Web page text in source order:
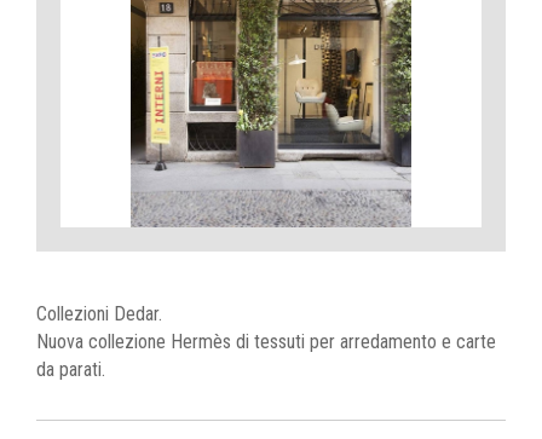
Collezioni Dedar.
Nuova collezione Hermès di tessuti per arredamento e carte
da parati.